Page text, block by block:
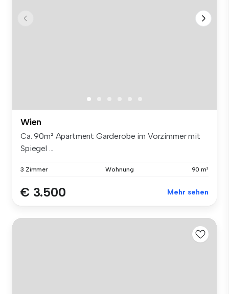
Wien
Ca. 90m² Apartment Garderobe im Vorzimmer mit
Spiegel ...
3 Zimmer Wohnung 90 m²
€ 3.500 Mehr sehen